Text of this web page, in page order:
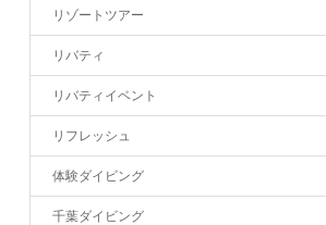
リゾートツアー
リバティ
リバティイベント
リフレッシュ
体験ダイビング
千葉ダイビング